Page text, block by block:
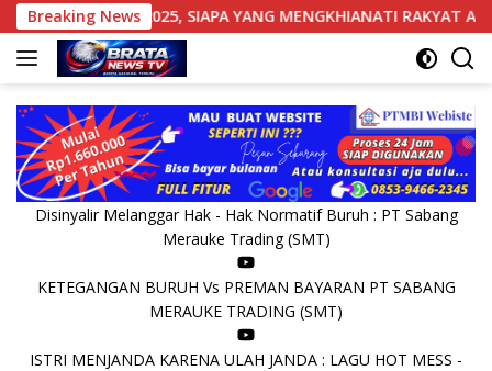
Langsung
ke
konten
Breaking News
2025, SIAPA YANG MENGKHIANATI RAKYAT ABUNG?
Disinyalir Melanggar Hak - Hak Normatif Buruh : PT Sabang
Merauke Trading (SMT)
KETEGANGAN BURUH Vs PREMAN BAYARAN PT SABANG
MERAUKE TRADING (SMT)
ISTRI MENJANDA KARENA ULAH JANDA : LAGU HOT MESS -